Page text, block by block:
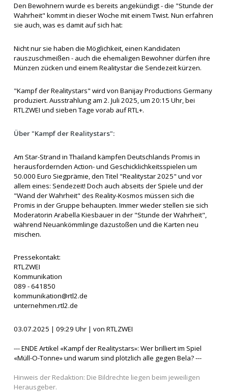
Den Bewohnern wurde es bereits angekündigt - die "Stunde der
Wahrheit" kommt in dieser Woche mit einem Twist. Nun erfahren
sie auch, was es damit auf sich hat:
Nicht nur sie haben die Möglichkeit, einen Kandidaten
rauszuschmeißen - auch die ehemaligen Bewohner dürfen ihre
Münzen zücken und einem Realitystar die Sendezeit kürzen.
"Kampf der Realitystars" wird von Banijay Productions Germany
produziert. Ausstrahlung am 2. Juli 2025, um 20:15 Uhr, bei
RTLZWEI und sieben Tage vorab auf RTL+.
Über "Kampf der Realitystars":
Am Star-Strand in Thailand kämpfen Deutschlands Promis in
herausfordernden Action- und Geschicklichkeitsspielen um
50.000 Euro Siegprämie, den Titel "Realitystar 2025" und vor
allem eines: Sendezeit! Doch auch abseits der Spiele und der
"Wand der Wahrheit" des Reality-Kosmos müssen sich die
Promis in der Gruppe behaupten. Immer wieder stellen sie sich
Moderatorin Arabella Kiesbauer in der "Stunde der Wahrheit",
während Neuankömmlinge dazustoßen und die Karten neu
mischen.
Pressekontakt:
RTLZWEI
Kommunikation
089 - 641850
kommunikation@rtl2.de
unternehmen.rtl2.de
03.07.2025 | 09:29 Uhr | von RTLZWEI
--- ENDE Artikel «Kampf der Realitystars»: Wer brilliert im Spiel
«Müll-O-Tonne» und warum sind plötzlich alle gegen Bela? ---
Hinweis der Redaktion: Die Bildrechte liegen beim jeweiligen
Herausgeber.